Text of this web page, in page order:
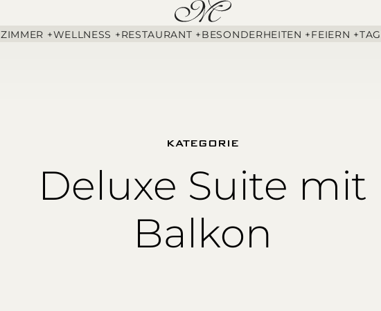
ZIMMER +WELLNESS +RESTAURANT +BESONDERHEITEN +FEIERN +
KATEGORIE
Deluxe Suite mit
Balkon